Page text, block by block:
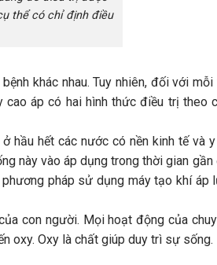
thể có chỉ định điều
khác nhau. Tuy nhiên, đối với
áp có hai hình thức điều trị theo
hầu hết các nước có nền kinh tế và
này vào áp dụng trong thời gian gần
pháp sử dụng máy tạo khí
con người. Mọi hoạt động của
oxy. Oxy là chất giúp duy trì sự